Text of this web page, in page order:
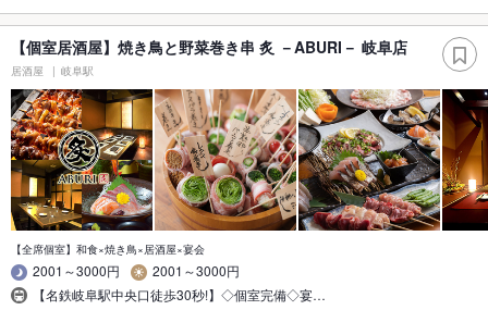
【個室居酒屋】焼き鳥と野菜巻き串 炙 －ABURI－ 岐阜店
居酒屋 岐阜駅
【全席個室】和食×焼き鳥×居酒屋×宴会
2001～3000円
2001～3000円
【名鉄岐阜駅中央口徒歩30秒!】◇個室完備◇宴…